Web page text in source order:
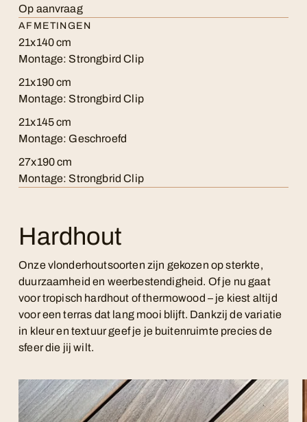
Op aanvraag
AFMETINGEN
21x140 cm
Montage: Strongbird Clip
21x190 cm
Montage: Strongbird Clip
21x145 cm
Montage: Geschroefd
27x190 cm
Montage: Strongbrid Clip
Hardhout
Onze vlonderhoutsoorten zijn gekozen op sterkte,
duurzaamheid en weerbestendigheid. Of je nu gaat
voor tropisch hardhout of thermowood – je kiest altijd
voor een terras dat lang mooi blijft. Dankzij de variatie
in kleur en textuur geef je je buitenruimte precies de
sfeer die jij wilt.